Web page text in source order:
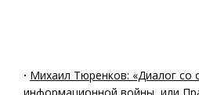
· Михаил Тюренков: «Диалог со
информационной войны, или